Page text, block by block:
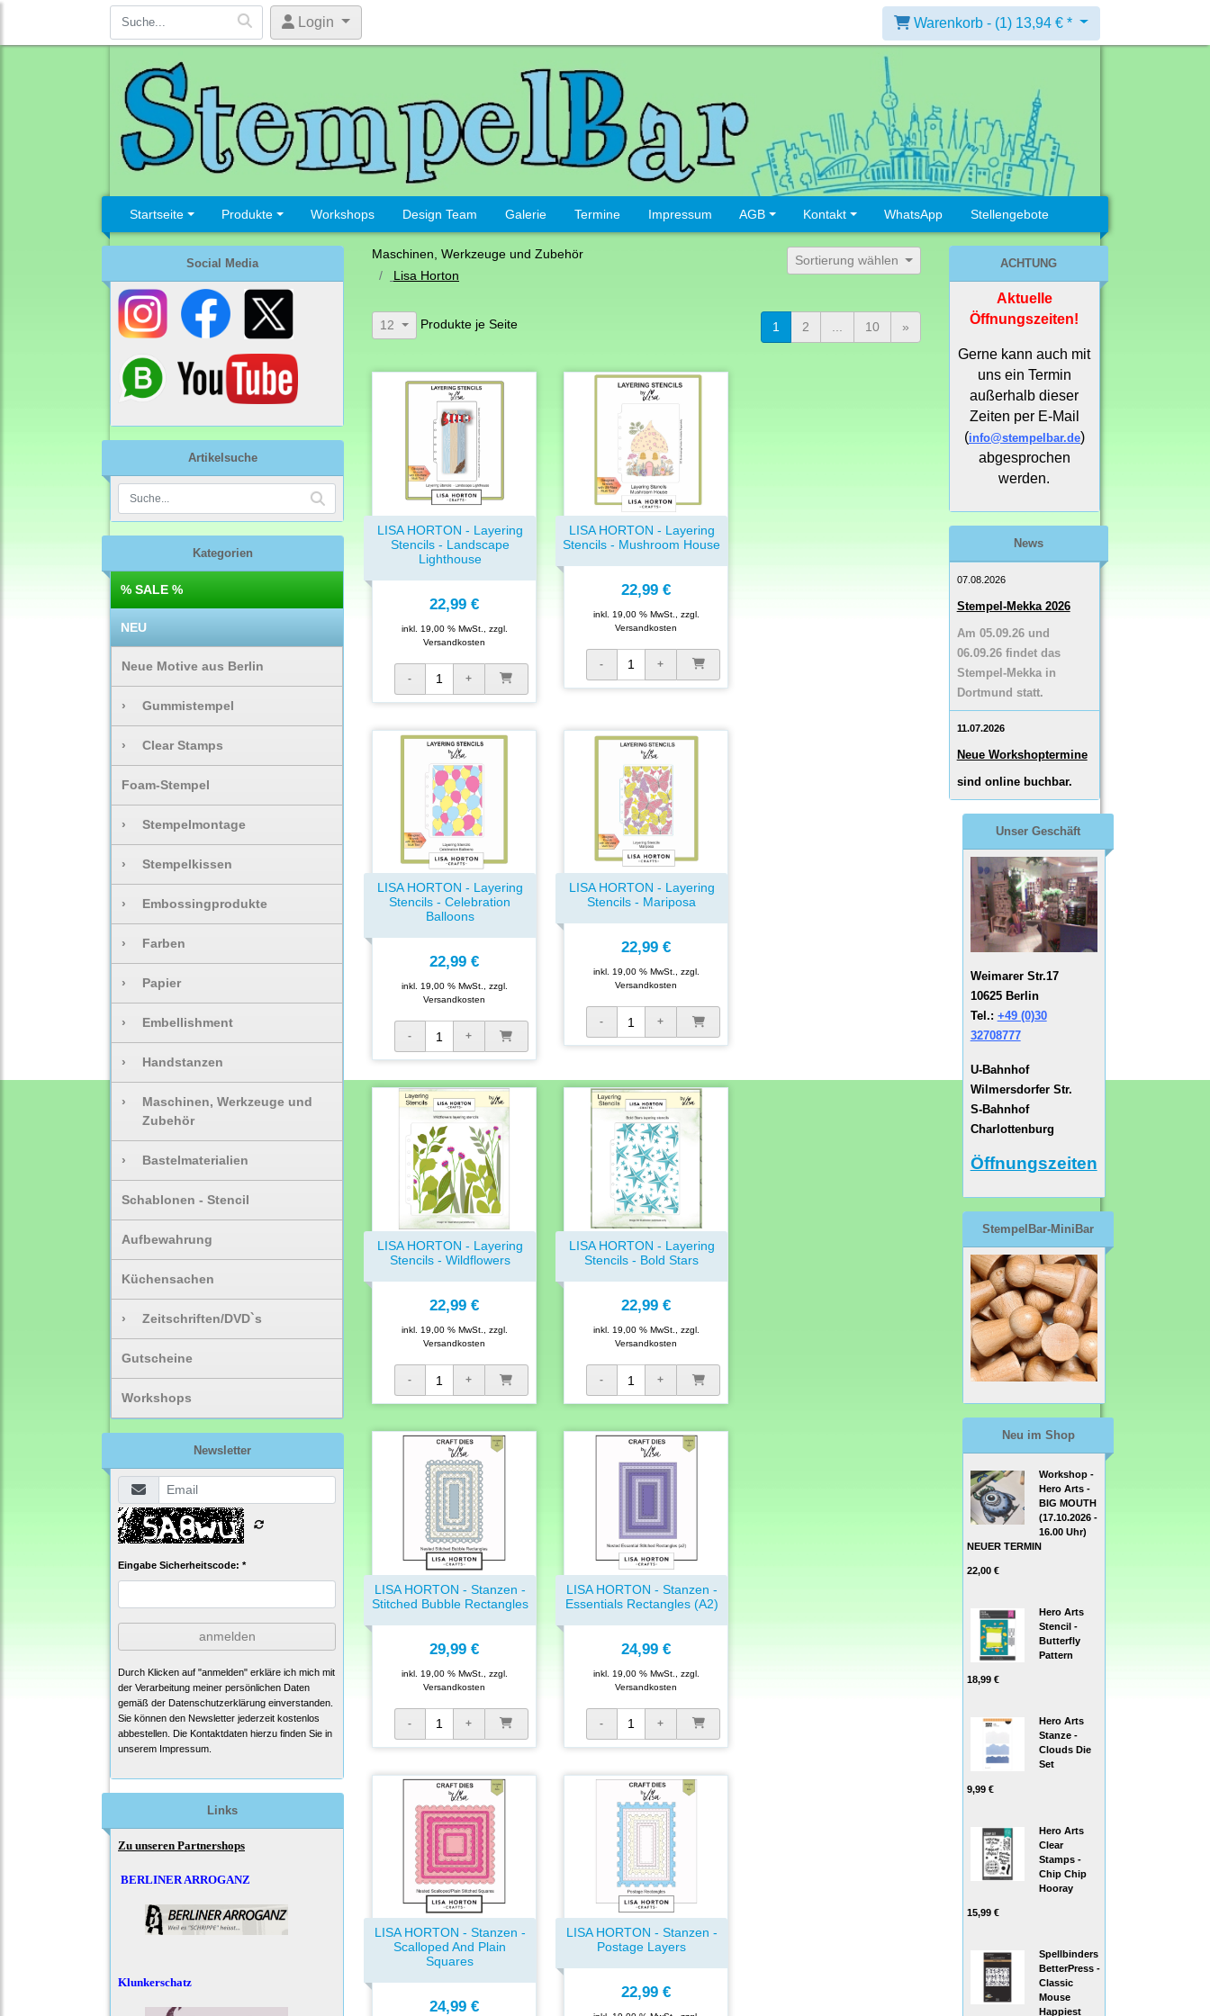
Login Warenkorb - (1) 13,94 € *
Startseite Produkte Workshops Design Team Galerie Termine Impressum AGB Kontakt WhatsApp Stellengebote
Social Media
Artikelsuche
Kategorien
% SALE %
NEU
Neue Motive aus Berlin
› Gummistempel
› Clear Stamps
Foam-Stempel
› Stempelmontage
› Stempelkissen
› Embossingprodukte
› Farben
› Papier
› Embellishment
› Handstanzen
›
Maschinen, Werkzeuge und
Zubehör
› Bastelmaterialien
Schablonen - Stencil
Aufbewahrung
Küchensachen
› Zeitschriften/DVD`s
Gutscheine
Workshops
Newsletter
Eingabe Sicherheitscode: *
anmelden
Durch Klicken auf "anmelden" erkläre ich mich mit
der Verarbeitung meiner persönlichen Daten
gemäß der Datenschutzerklärung einverstanden.
Sie können den Newsletter jederzeit kostenlos
abbestellen. Die Kontaktdaten hierzu finden Sie in
unserem Impressum.
Links
Zu unseren Partnershops
BERLINER ARROGANZ
Klunkerschatz
Maschinen, Werkzeuge und Zubehör
Lisa Horton
Sortierung wählen
12 Produkte je Seite 1 2 ... 10 »
LISA HORTON - Layering
Stencils - Landscape
Lighthouse
22,99 €
inkl. 19,00 % MwSt., zzgl.
Versandkosten
LISA HORTON - Layering
Stencils - Mushroom House
22,99 €
inkl. 19,00 % MwSt., zzgl.
Versandkosten
LISA HORTON - Layering
Stencils - Celebration
Balloons
22,99 €
inkl. 19,00 % MwSt., zzgl.
Versandkosten
LISA HORTON - Layering
Stencils - Mariposa
22,99 €
inkl. 19,00 % MwSt., zzgl.
Versandkosten
LISA HORTON - Layering
Stencils - Wildflowers
22,99 €
inkl. 19,00 % MwSt., zzgl.
Versandkosten
LISA HORTON - Layering
Stencils - Bold Stars
22,99 €
inkl. 19,00 % MwSt., zzgl.
Versandkosten
LISA HORTON - Stanzen -
Stitched Bubble Rectangles
29,99 €
inkl. 19,00 % MwSt., zzgl.
Versandkosten
LISA HORTON - Stanzen -
Essentials Rectangles (A2)
24,99 €
inkl. 19,00 % MwSt., zzgl.
Versandkosten
LISA HORTON - Stanzen -
Scalloped And Plain
Squares
24,99 €
LISA HORTON - Stanzen -
Postage Layers
22,99 €
ACHTUNG
Aktuelle
Öffnungszeiten!
Gerne kann auch mit
uns ein Termin
außerhalb dieser
Zeiten per E-Mail
(info@stempelbar.de)
abgesprochen
werden.
News
07.08.2026
Stempel-Mekka 2026
Am 05.09.26 und
06.09.26 findet das
Stempel-Mekka in
Dortmund statt.
11.07.2026
Neue Workshoptermine
sind online buchbar.
Unser Geschäft
Weimarer Str.17
10625 Berlin
Tel.: +49 (0)30
32708777
U-Bahnhof
Wilmersdorfer Str.
S-Bahnhof
Charlottenburg
Öffnungszeiten
StempelBar-MiniBar
Neu im Shop
Workshop -
Hero Arts -
BIG MOUTH
(17.10.2026 -
16.00 Uhr)
NEUER TERMIN
22,00 €
Hero Arts
Stencil -
Butterfly
Pattern
18,99 €
Hero Arts
Stanze -
Clouds Die
Set
9,99 €
Hero Arts
Clear
Stamps -
Chip Chip
Hooray
15,99 €
Spellbinders
BetterPress -
Classic
Mouse
Happiest